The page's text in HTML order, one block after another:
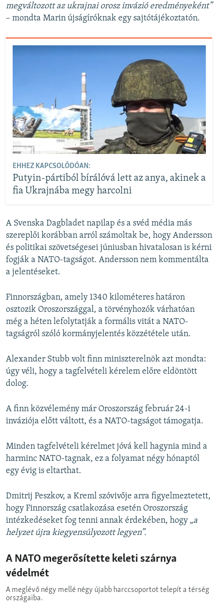
megváltozott az ukrajnai orosz invázió eredményeként”
– mondta Marin újságíróknak egy sajtótájékoztatón.
EHHEZ KAPCSOLÓDÓAN:
Putyin-pártiból bírálóvá lett az anya, akinek a
fia Ukrajnába megy harcolni
A Svenska Dagbladet napilap és a svéd média más
szereplői korábban arról számoltak be, hogy Andersson
és politikai szövetségesei júniusban hivatalosan is kérni
fogják a NATO-tagságot. Andersson nem kommentálta
a jelentéseket.
Finnországban, amely 1340 kilométeres határon
osztozik Oroszországgal, a törvényhozók várhatóan
még a héten lefolytatják a formális vitát a NATO-
tagságról szóló kormányjelentés közzététele után.
Alexander Stubb volt finn miniszterelnök azt mondta:
úgy véli, hogy a tagfelvételi kérelem előre eldöntött
dolog.
A finn közvélemény már Oroszország február 24-i
inváziója előtt váltott, és a NATO-tagságot támogatja.
Minden tagfelvételi kérelmet jóvá kell hagynia mind a
harminc NATO-tagnak, ez a folyamat négy hónaptól
egy évig is eltarthat.
Dmitrij Peszkov, a Kreml szóvivője arra figyelmeztetett,
hogy Finnország csatlakozása esetén Oroszország
intézkedéseket fog tenni annak érdekében, hogy „a
helyzet újra kiegyensúlyozott legyen”.